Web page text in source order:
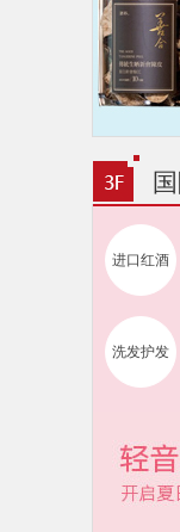
进口红酒
洗发护发